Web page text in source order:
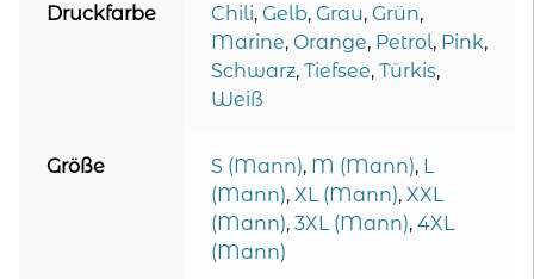
Druckfarbe Chili, Gelb, Grau, Grün,
Marine, Orange, Petrol, Pink,
Schwarz, Tiefsee, Türkis,
Weiß
Größe S (Mann), M (Mann), L
(Mann), XL (Mann), XXL
(Mann), 3XL (Mann), 4XL
(Mann)